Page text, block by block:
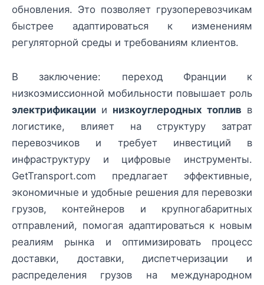
обновления. Это позволяет грузоперевозчикам
быстрее адаптироваться к изменениям
регуляторной среды и требованиям клиентов.
В заключение: переход Франции к
низкоэмиссионной мобильности повышает роль
электрификации и низкоуглеродных топлив в
логистике, влияет на структуру затрат
перевозчиков и требует инвестиций в
инфраструктуру и цифровые инструменты.
GetTransport.com предлагает эффективные,
экономичные и удобные решения для перевозки
грузов, контейнеров и крупногабаритных
отправлений, помогая адаптироваться к новым
реалиям рынка и оптимизировать процесс
доставки, доставки, диспетчеризации и
распределения грузов на международном